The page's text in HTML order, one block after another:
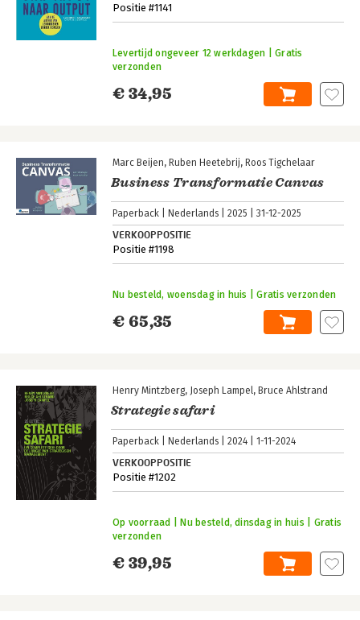
Positie #1141
€ 34,95
Levertijd ongeveer 12 werkdagen | Gratis
verzonden
Marc Beijen Ruben Heetebrij Roos Tigchelaar
Business Transformatie Canvas
Paperback Nederlands 2025 31-12-2025
VERKOOPPOSITIE
Positie #1198
€ 65,35
Nu besteld, woensdag in huis | Gratis verzonden
Henry Mintzberg Joseph Lampel Bruce Ahlstrand
Strategie safari
Paperback Nederlands 2024 1-11-2024
VERKOOPPOSITIE
Positie #1202
€ 39,95
Op voorraad | Nu besteld, dinsdag in huis | Gratis
verzonden